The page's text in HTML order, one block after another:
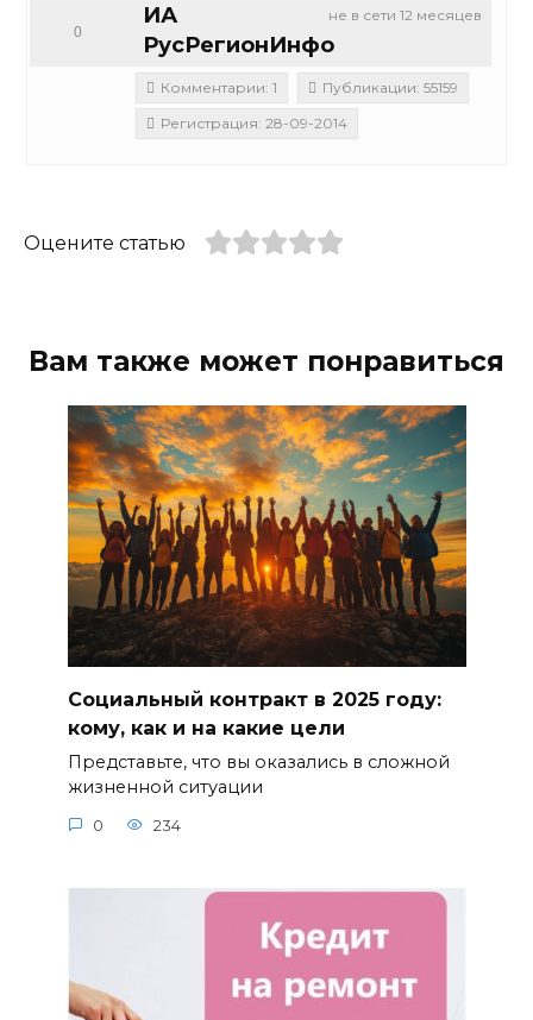
не в сети 12 месяцев
ИА
РусРегионИнфо
0
Комментарии: 1
Публикации: 55159
Регистрация: 28-09-2014
Оцените статью
Вам также может понравиться
Социальный контракт в 2025 году:
кому, как и на какие цели
Представьте, что вы оказались в сложной
жизненной ситуации
0 234